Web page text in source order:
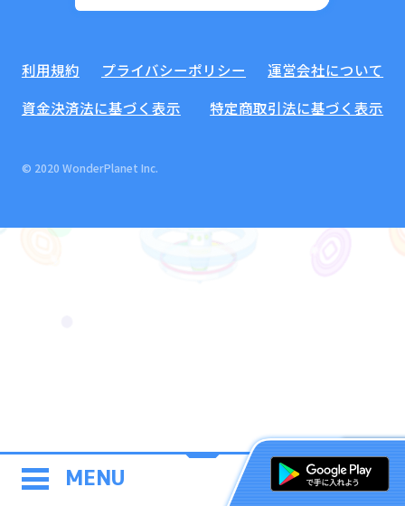
MENU
利用規約 プライバシーポリシー
運営会社について
資金決済法に基づく表示
特定商取引法に基づく表示
© 2020 WonderPlanet Inc.